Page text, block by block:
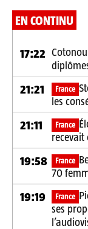
EN CONTINU
17:22
21:21 France
les
21:11 France
recevait
19:58 France
70
19:19 France
ses